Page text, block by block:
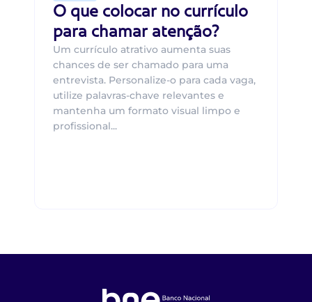
O que colocar no currículo
para chamar atenção?
Um currículo atrativo aumenta suas
chances de ser chamado para uma
entrevista. Personalize-o para cada vaga,
utilize palavras-chave relevantes e
mantenha um formato visual limpo e
profissional...